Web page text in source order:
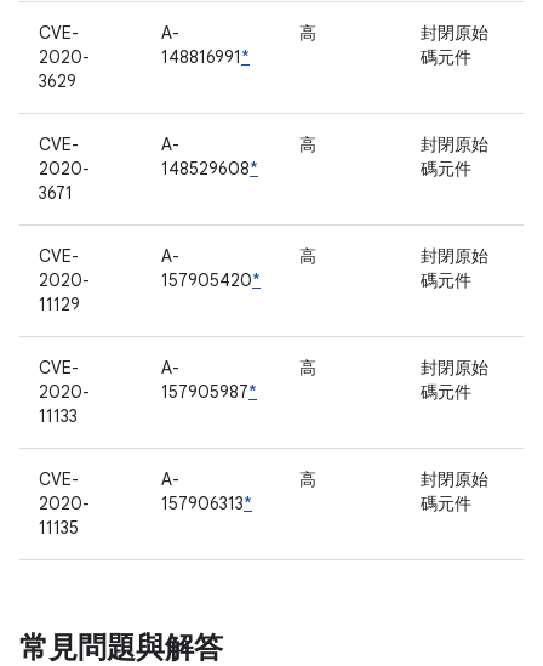
CVE-
2020-
3629
A-
148816991*
高
封閉原始
碼元件
CVE-
2020-
3671
A-
148529608*
高
封閉原始
碼元件
CVE-
2020-
11129
A-
157905420*
高
封閉原始
碼元件
CVE-
2020-
11133
A-
157905987*
高
封閉原始
碼元件
CVE-
2020-
11135
A-
157906313*
高
封閉原始
碼元件
常見問題與解答